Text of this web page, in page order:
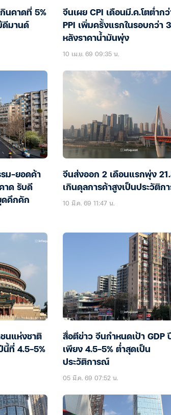
กินคาดที่ 5%
ดีมานด์
จีนเผย CPI เดือนมี.ค.โตต่ำกว่
PPI เพิ่มครั้งแรกในรอบกว่า
หลังราคาน้ำมันพุ่ง
10 เม.ย. 69 09:35 น.
ม-ยอดค้า
าด รับดี
ดคึกคัก
จีนส่งออก 2 เดือนแรกพุ่ง
เกินดุลการค้าสูงเป็นประวัติก
10 มี.ค. 69 11:47 น.
ชนแห่งชาติ
นี้ที่ 4.5-5%
สื่อตีข่าว จีนกำหนดเป้า GDP
เพียง 4.5-5% ต่ำสุดเป็น
ประวัติการณ์
05 มี.ค. 69 07:52 น.